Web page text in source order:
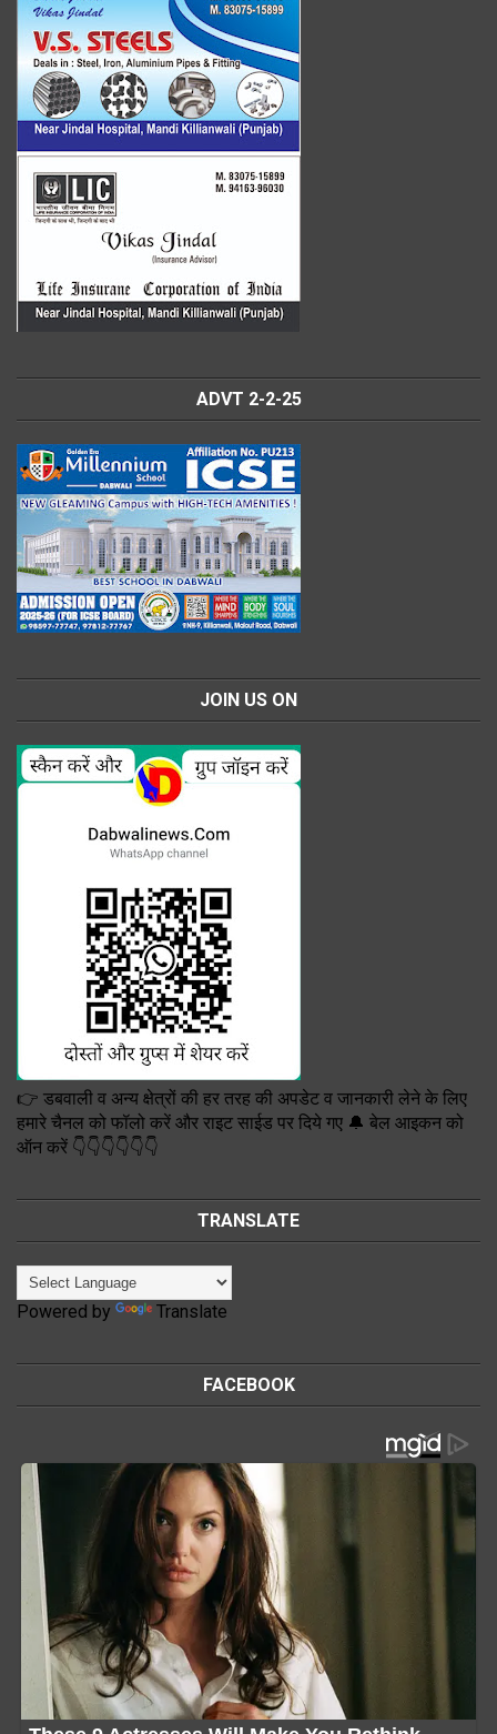
ADVT 2-2-25
JOIN US ON
👉 डबवाली व अन्य क्षेत्रों की हर तरह की अपडेट व जानकारी लेने के लिए
हमारे चैनल को फॉलो करें और राइट साईड पर दिये गए 🔔 बेल आइकन को
ऑन करें 👇👇👇👇👇👇
TRANSLATE
Powered by Translate
FACEBOOK